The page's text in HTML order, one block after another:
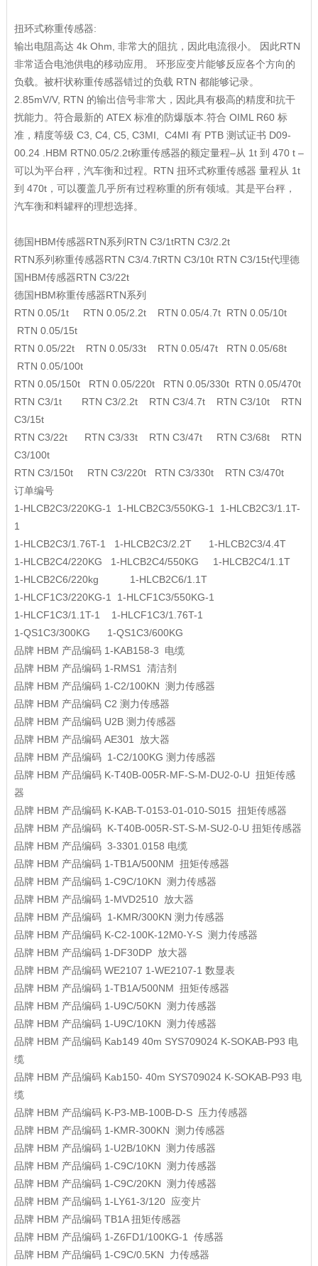
扭环式称重传感器:
输出电阻高达 4k Ohm, 非常大的阻抗，因此电流很小。 因此RTN
非常适合电池供电的移动应用。 环形应变片能够反应各个方向的
负载。被杆状称重传感器错过的负载 RTN 都能够记录。
2.85mV/V, RTN 的输出信号非常大，因此具有极高的精度和抗干
扰能力。符合最新的 ATEX 标准的防爆版本.符合 OIML R60 标
准，精度等级 C3, C4, C5, C3MI, C4MI 有 PTB 测试证书 D09-
00.24 .HBM RTN0.05/2.2t称重传感器的额定量程–从 1t 到 470 t –
可以为平台秤，汽车衡和过程。RTN 扭环式称重传感器 量程从 1t
到 470t，可以覆盖几乎所有过程称重的所有领域。其是平台秤，
汽车衡和料罐秤的理想选择。
德国HBM传感器RTN系列RTN C3/1tRTN C3/2.2t
RTN系列称重传感器RTN C3/4.7tRTN C3/10t RTN C3/15t代理德
国HBM传感器RTN C3/22t
德国HBM称重传感器RTN系列
RTN 0.05/1t RTN 0.05/2.2t RTN 0.05/4.7t RTN 0.05/10t
RTN 0.05/15t
RTN 0.05/22t RTN 0.05/33t RTN 0.05/47t RTN 0.05/68t
RTN 0.05/100t
RTN 0.05/150t RTN 0.05/220t RTN 0.05/330t RTN 0.05/470t
RTN C3/1t RTN C3/2.2t RTN C3/4.7t RTN C3/10t RTN
C3/15t
RTN C3/22t RTN C3/33t RTN C3/47t RTN C3/68t RTN
C3/100t
RTN C3/150t RTN C3/220t RTN C3/330t RTN C3/470t
订单编号
1-HLCB2C3/220KG-1 1-HLCB2C3/550KG-1 1-HLCB2C3/1.1T-
1
1-HLCB2C3/1.76T-1 1-HLCB2C3/2.2T 1-HLCB2C3/4.4T
1-HLCB2C4/220KG 1-HLCB2C4/550KG 1-HLCB2C4/1.1T
1-HLCB2C6/220kg 1-HLCB2C6/1.1T
1-HLCF1C3/220KG-1 1-HLCF1C3/550KG-1
1-HLCF1C3/1.1T-1 1-HLCF1C3/1.76T-1
1-QS1C3/300KG 1-QS1C3/600KG
品牌 HBM 产品编码 1-KAB158-3
电缆
品牌 HBM 产品编码 1-RMS1
清洁剂
品牌 HBM 产品编码 1-C2/100KN 测力传感器
品牌 HBM 产品编码 C2 测力传感器
品牌 HBM 产品编码 U2B 测力传感器
品牌 HBM 产品编码 AE301
放大器
品牌 HBM 产品编码 1-C2/100KG 测力传感器
品牌 HBM 产品编码 K-T40B-005R-MF-S-M-DU2-0-U 扭矩传感
器
品牌 HBM 产品编码 K-KAB-T-0153-01-010-S015 扭矩传感器
品牌 HBM 产品编码 K-T40B-005R-ST-S-M-SU2-0-U 扭矩传感器
品牌 HBM 产品编码 3-3301.0158 电缆
品牌 HBM 产品编码 1-TB1A/500NM 扭矩传感器
品牌 HBM 产品编码 1-C9C/10KN 测力传感器
品牌 HBM 产品编码 1-MVD2510 放大器
品牌 HBM 产品编码 1-KMR/300KN 测力传感器
品牌 HBM 产品编码 K-C2-100K-12M0-Y-S 测力传感器
品牌 HBM 产品编码 1-DF30DP 放大器
品牌 HBM 产品编码 WE2107 1-WE2107-1 数显表
品牌 HBM 产品编码 1-TB1A/500NM 扭矩传感器
品牌 HBM 产品编码 1-U9C/50KN 测力传感器
品牌 HBM 产品编码 1-U9C/10KN 测力传感器
品牌 HBM 产品编码 Kab149 40m SYS709024 K-SOKAB-P93 电
缆
品牌 HBM 产品编码 Kab150- 40m SYS709024 K-SOKAB-P93 电
缆
品牌 HBM 产品编码 K-P3-MB-100B-D-S 压力传感器
品牌 HBM 产品编码 1-KMR-300KN 测力传感器
品牌 HBM 产品编码 1-U2B/10KN 测力传感器
品牌 HBM 产品编码 1-C9C/10KN 测力传感器
品牌 HBM 产品编码 1-C9C/20KN 测力传感器
品牌 HBM 产品编码 1-LY61-3/120 应变片
品牌 HBM 产品编码 TB1A 扭矩传感器
品牌 HBM 产品编码 1-Z6FD1/100KG-1
传感器
品牌 HBM 产品编码 1-C9C/0.5KN 力传感器